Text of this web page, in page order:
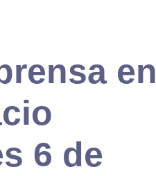
en
6 de